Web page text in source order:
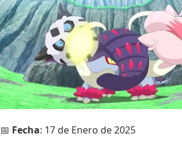
📅 Fecha: 17 de Enero de 2025